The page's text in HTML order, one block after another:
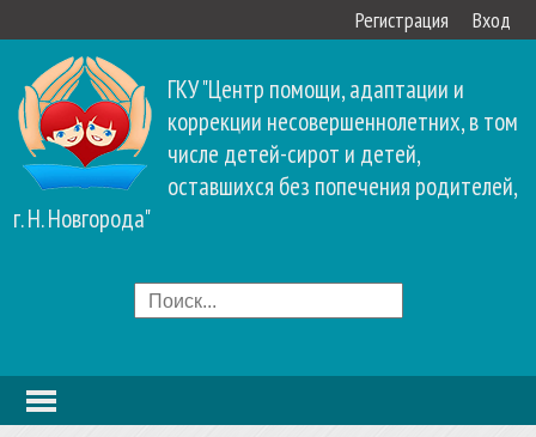
Вход
Регистрация
ГКУ "Центр помощи, адаптации и
коррекции несовершеннолетних, в том
числе детей-сирот и детей,
оставшихся без попечения родителей,
г. Н. Новгорода"